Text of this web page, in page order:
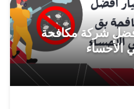
أفضل شركة مكافحة
الأحساء